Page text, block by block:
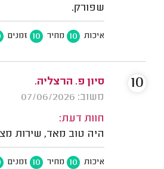
שפורק.
איכות 10 מחיר 10 זמנים
סיון פ. הרצליה.
משוב: 07/06/2026
חוות דעת:
היה טוב מאד, שירות
איכות 10 מחיר 10 זמנים
10